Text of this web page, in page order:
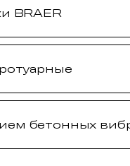
BRAER
бетонных